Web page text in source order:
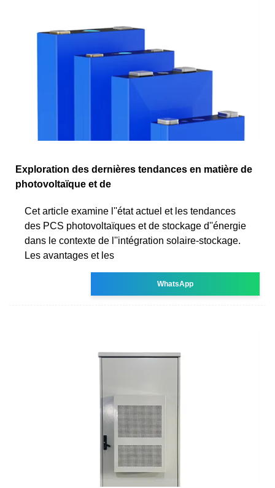
Exploration des dernières tendances en matière de
photovoltaïque et de
Cet article examine l''état actuel et les tendances
des PCS photovoltaïques et de stockage d''énergie
dans le contexte de l''intégration solaire-stockage.
Les avantages et les
WhatsApp